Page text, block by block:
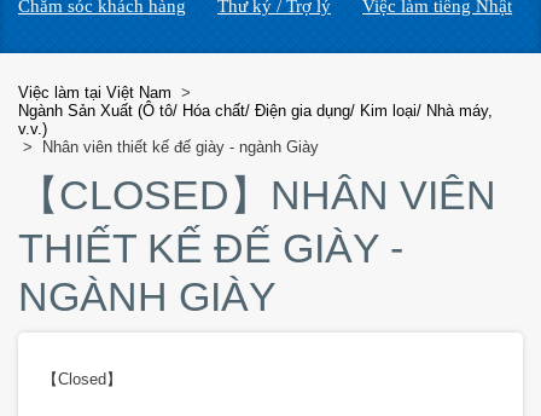
Chăm sóc khách hàng
Thư ký / Trợ lý Việc làm tiếng Nhật
Việc làm tại Việt Nam >
Ngành Sản Xuất (Ô tô/ Hóa chất/ Điện gia dụng/ Kim loại/ Nhà máy,
v.v.)
>
Nhân viên thiết kế đế giày - ngành Giày
【CLOSED】 NHÂN VIÊN
THIẾT KẾ ĐẾ GIÀY -
NGÀNH GIÀY
【Closed】